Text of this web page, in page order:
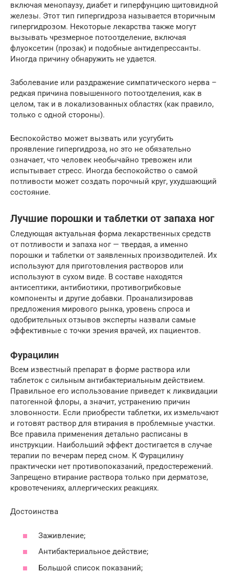
включая менопаузу, диабет и гиперфунцию щитовидной
железы. Этот тип гипергидроза называется вторичным
гипергидрозом. Некоторые лекарства также могут
вызывать чрезмерное потоотделение, включая
флуоксетин (прозак) и подобные антидепрессанты.
Иногда причину обнаружить не удается.
Заболевание или раздражение симпатического нерва –
редкая причина повышенного потоотделения, как в
целом, так и в локализованных областях (как правило,
только с одной стороны).
Беспокойство может вызвать или усугубить
проявление гипергидроза, но это не обязательно
означает, что человек необычайно тревожен или
испытывает стресс. Иногда беспокойство о самой
потливости может создать порочный круг, ухудшающий
состояние.
Лучшие порошки и таблетки от запаха ног
Следующая актуальная форма лекарственных средств
от потливости и запаха ног — твердая, а именно
порошки и таблетки от заявленных производителей. Их
используют для приготовления растворов или
используют в сухом виде. В составе находятся
антисептики, антибиотики, противогрибковые
компоненты и другие добавки. Проанализировав
предложения мирового рынка, уровень спроса и
одобрительных отзывов эксперты назвали самые
эффективные с точки зрения врачей, их пациентов.
Фурацилин
Всем известный препарат в форме раствора или
таблеток с сильным антибактериальным действием.
Правильное его использование приведет к ликвидации
патогенной флоры, а значит, устранению причин
зловонности. Если приобрести таблетки, их измельчают
и готовят раствор для втирания в проблемные участки.
Все правила применения детально расписаны в
инструкции. Наибольший эффект достигается в случае
терапии по вечерам перед сном. К Фурацилину
практически нет противопоказаний, предостережений.
Запрещено втирание раствора только при дерматозе,
кровотечениях, аллергических реакциях.
Достоинства
Заживление;
Антибактериальное действие;
Большой список показаний;